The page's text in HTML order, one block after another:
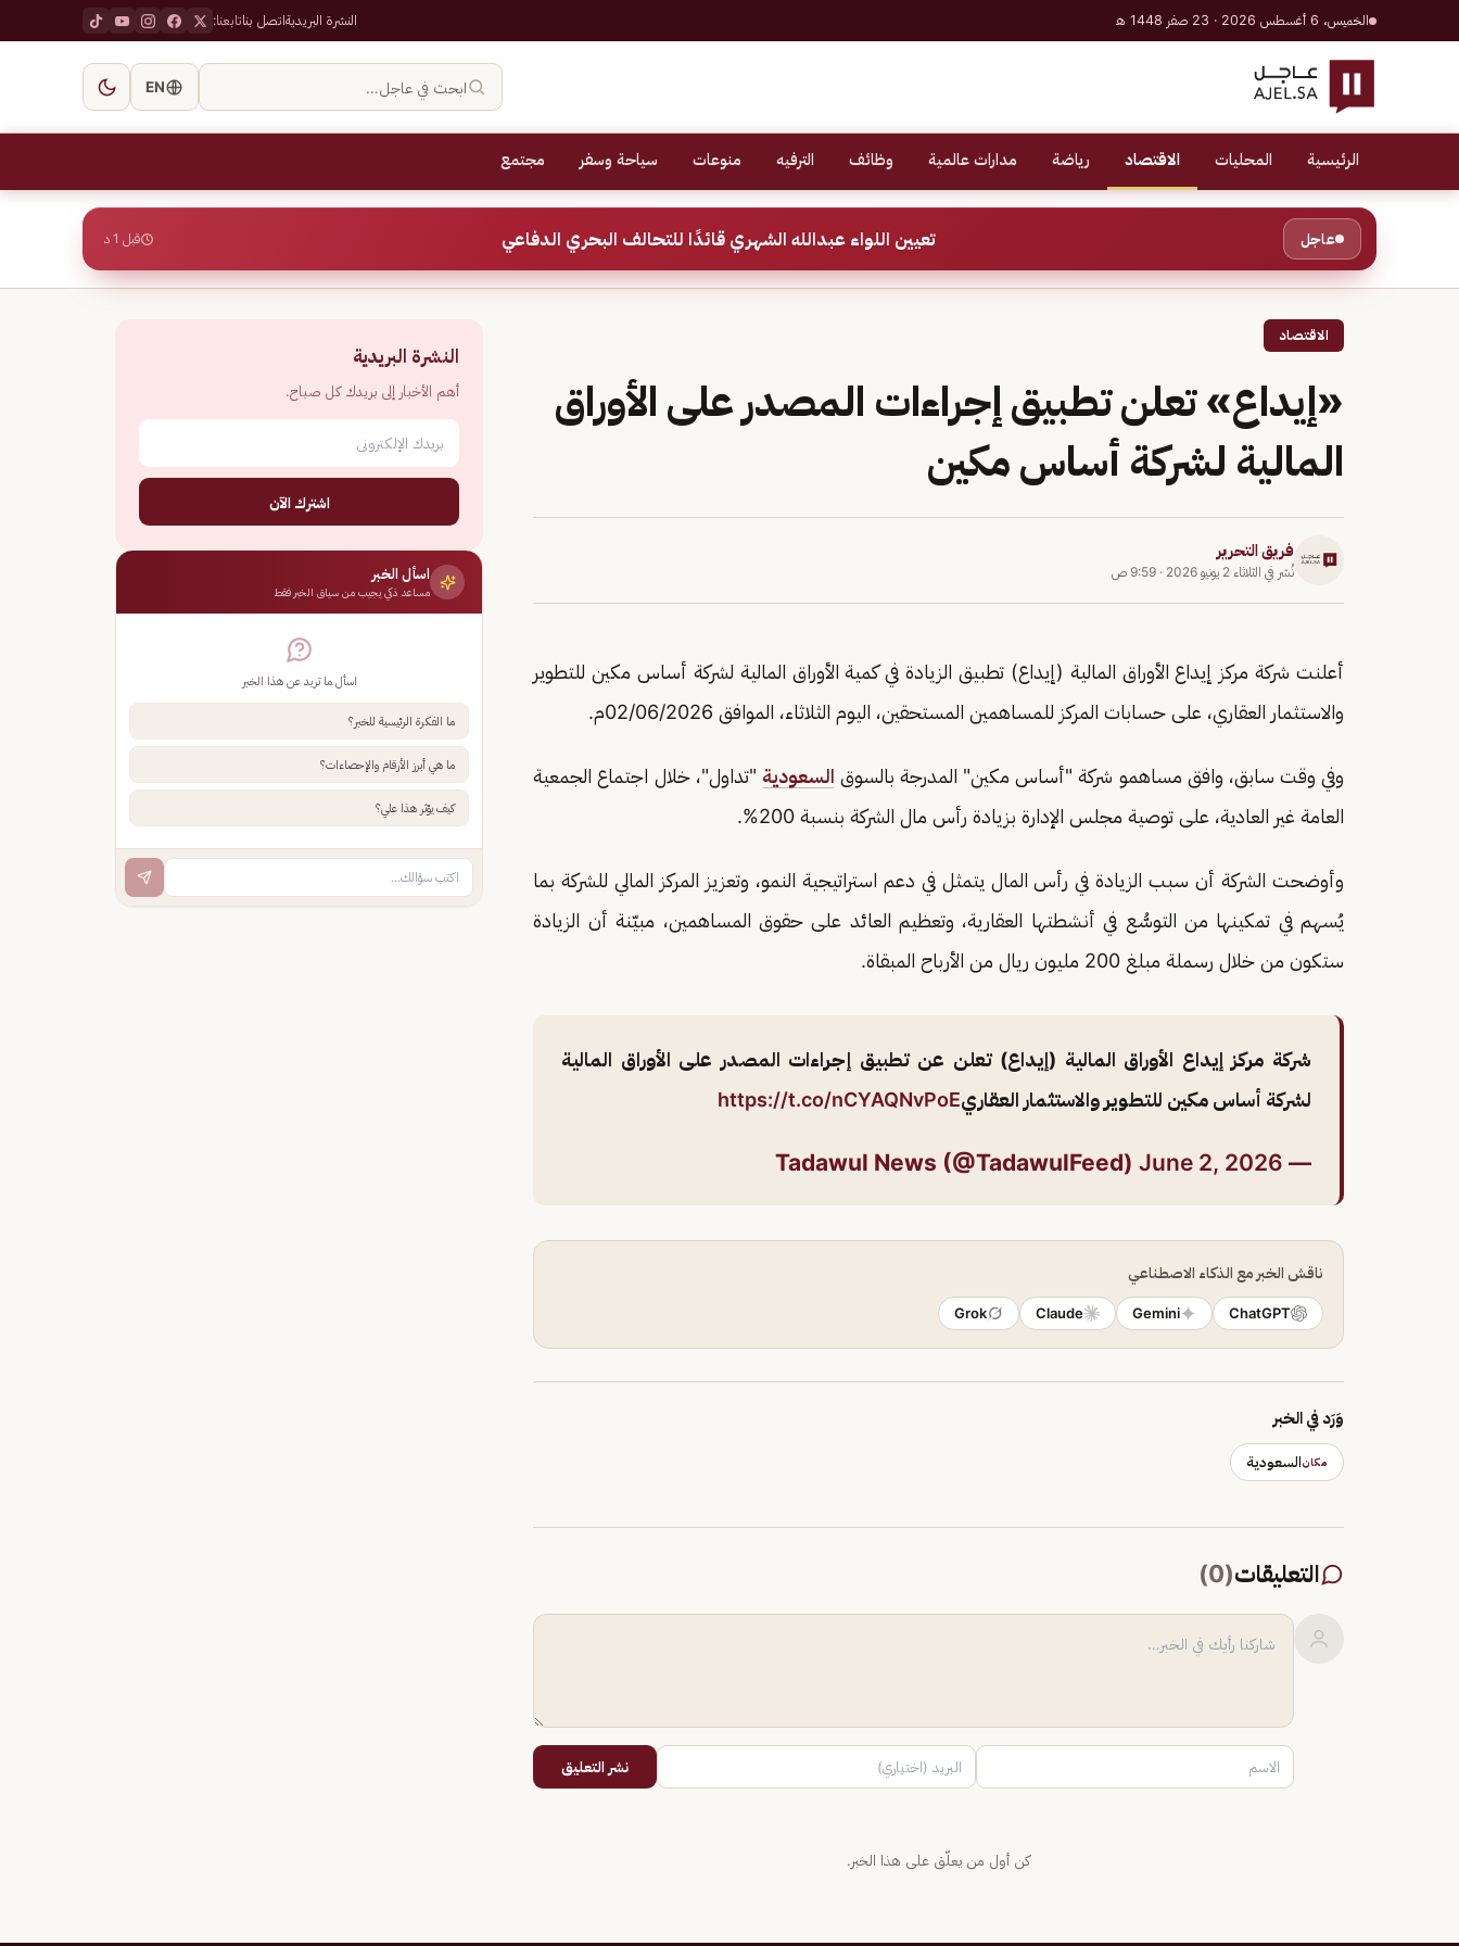
الخميس، 6 أغسطس 2026 · 23 صفر 1448 هـ النشرة البريديةاتصل بناتابعنا:
ابحث في عاجل… EN
الرئيسية المحليات الاقتصاد رياضة مدارات عالمية وظائف الترفيه منوعات سياحة وسفر مجتمع
عاجل تعيين اللواء عبدالله الشهري قائدًا للتحالف البحري الدفاعي قبل 1 د
الاقتصاد
«إيداع» تعلن تطبيق إجراءات المصدر على الأوراق
المالية لشركة أساس مكين
فريق التحرير
نُشر في الثلاثاء 2 يونيو 2026 · 9:59 ص
أعلنت شركة مركز إيداع الأوراق المالية (إيداع) تطبيق الزيادة في كمية الأوراق المالية لشركة أساس مكين للتطوير
والاستثمار العقاري، على حسابات المركز للمساهمين المستحقين، اليوم الثلاثاء، الموافق 02/06/2026م.
وفي وقت سابق، وافق مساهمو شركة "أساس مكين" المدرجة بالسوق السعودية "تداول"، خلال اجتماع الجمعية
العامة غير العادية، على توصية مجلس الإدارة بزيادة رأس مال الشركة بنسبة 200%.
وأوضحت الشركة أن سبب الزيادة في رأس المال يتمثل في دعم استراتيجية النمو، وتعزيز المركز المالي للشركة بما
يُسهم في تمكينها من التوسُّع في أنشطتها العقارية، وتعظيم العائد على حقوق المساهمين، مبيّنة أن الزيادة
ستكون من خلال رسملة مبلغ 200 مليون ريال من الأرباح المبقاة.
شركة مركز إيداع الأوراق المالية (إيداع) تعلن عن تطبيق إجراءات المصدر على الأوراق المالية
لشركة أساس مكين للتطوير والاستثمار العقاريhttps://t.co/nCYAQNvPoE
— Tadawul News (@TadawulFeed)
June 2, 2026
ناقش الخبر مع الذكاء الاصطناعي
ChatGPT
Gemini
Claude
Grok
وَرَد في الخبر
مكانالسعودية
التعليقات(
0
)
نشر التعليق
كن أول من يعلّق على هذا الخبر.
النشرة البريدية
أهم الأخبار إلى بريدك كل صباح.
اشترك الآن
اسأل الخبر
مساعد ذكي يجيب من سياق الخبر فقط
اسأل ما تريد عن هذا الخبر
ما الفكرة الرئيسية للخبر؟
ما هي أبرز الأرقام والإحصاءات؟
كيف يؤثر هذا علي؟